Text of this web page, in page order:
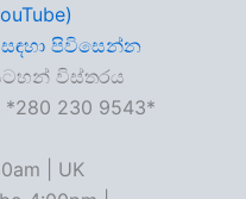
සඳහා පිවිසෙන්න
විස්තරය
*280 230 9543*
| UK